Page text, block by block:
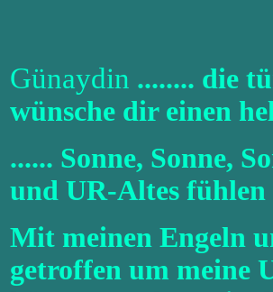
Günaydin ........ die
wünsche dir einen
...... Sonne, Sonne,
und UR-Altes fühlen
Mit meinen Engeln
getroffen um meine